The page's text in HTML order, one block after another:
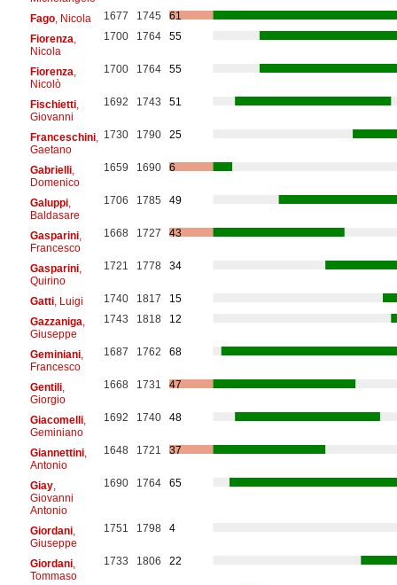
Fago, Nicola 1677 1745
61
Fiorenza
Nicola
1700 1764 55
Fiorenza
Nicolò
1700 1764 55
Fischietti,
Giovanni
1692 1743 51
Franceschini,
Gaetano
1730 1790 25
Gabrielli,
Domenico
1659 1690 6
Galuppi,
Baldasare
1706 1785 49
Gasparini,
Francesco
1668 1727 43
Gasparini,
Quirino
1721 1778 34
Gatti, Luigi 1740 1817
15
Gazzaniga
Giuseppe
1743 1818 12
Geminiani,
Francesco
1687 1762 68
Gentili,
Giorgio
1668 1731 47
Giacomelli,
Geminiano
1692 1740 48
Giannettini,
Antonio
1648 1721 37
Giay,
Giovanni
Antonio
1690 1764 65
Giordani,
Giuseppe
1751 1798 4
Giordani,
Tommaso
1733 1806 22